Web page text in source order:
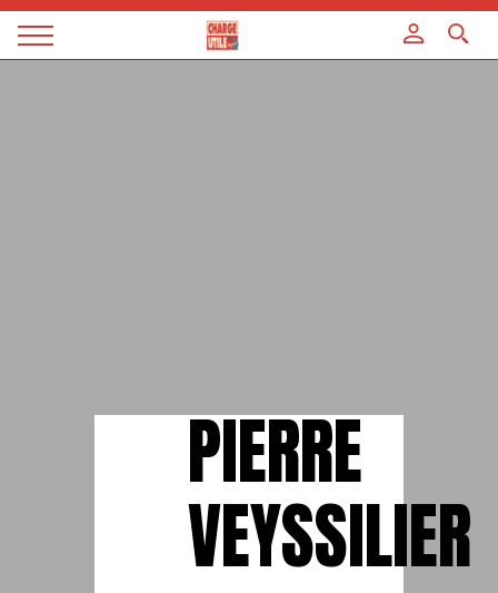
Magazine
PIERRE
VEYSSILIER
Panneau de gestion des cookies